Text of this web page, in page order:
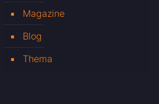
Magazine
Blog
Thema